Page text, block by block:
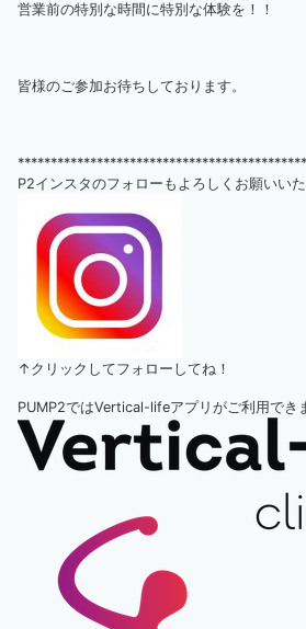
営業前の特別な時間に特別な体験を！！
皆様のご参加お待ちしております。
P2インスタのフォローもよろしくお願いいた
↑クリックしてフォローしてね！
PUMP2ではVertical-lifeアプリがご利用でき